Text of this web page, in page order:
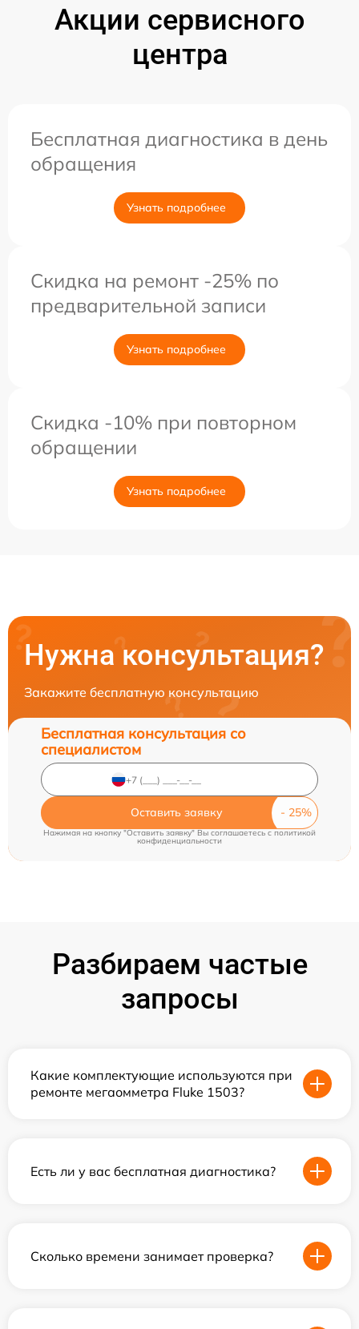
Акции сервисного
центра
Бесплатная диагностика в день
обращения
Узнать подробнее
Скидка на ремонт -25% по
предварительной записи
Узнать подробнее
Скидка -10% при повторном
обращении
Узнать подробнее
Нужна консультация?
Закажите бесплатную консультацию
Бесплатная консультация со
специалистом
Оставить заявку
Нажимая на кнопку "Оставить заявку" Вы соглашаетесь cполитикой
конфиденциальности
Разбираем частые
запросы
Какие комплектующие используются при
ремонте мегаомметра Fluke 1503?
Есть ли у вас бесплатная диагностика?
Сколько времени занимает проверка?